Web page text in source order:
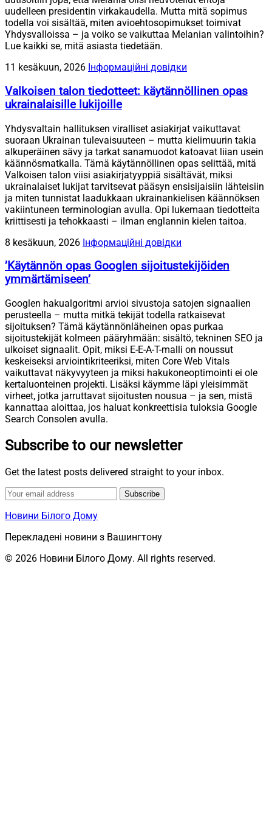
uudelleen presidentin virkakaudella. Mutta mitä sopimus
todella voi sisältää, miten avioehtosopimukset toimivat
Yhdysvalloissa – ja voiko se vaikuttaa Melanian valintoihin?
Lue kaikki se, mitä asiasta tiedetään.
11 kesäkuun, 2026 Інформаційні довідки
Valkoisen talon tiedotteet: käytännöllinen opas
ukrainalaisille lukijoille
Yhdysvaltain hallituksen viralliset asiakirjat vaikuttavat
suoraan Ukrainan tulevaisuuteen – mutta kielimuurin takia
alkuperäinen sävy ja tarkat sanamuodot katoavat liian usein
käännösmatkalla. Tämä käytännöllinen opas selittää, mitä
Valkoisen talon viisi asiakirjatyyppiä sisältävät, miksi
ukrainalaiset lukijat tarvitsevat pääsyn ensisijaisiin lähteisiin
ja miten tunnistat laadukkaan ukrainankielisen käännöksen
vakiintuneen terminologian avulla. Opi lukemaan tiedotteita
kriittisesti ja tehokkaasti – ilman englannin kielen taitoa.
8 kesäkuun, 2026 Інформаційні довідки
’Käytännön opas Googlen sijoitustekijöiden
ymmärtämiseen’
Googlen hakualgoritmi arvioi sivustoja satojen signaalien
perusteella – mutta mitkä tekijät todella ratkaisevat
sijoituksen? Tämä käytännönläheinen opas purkaa
sijoitustekijät kolmeen pääryhmään: sisältö, tekninen SEO ja
ulkoiset signaalit. Opit, miksi E-E-A-T-malli on noussut
keskeiseksi arviointikriteeriksi, miten Core Web Vitals
vaikuttavat näkyvyyteen ja miksi hakukoneoptimointi ei ole
kertaluonteinen projekti. Lisäksi käymme läpi yleisimmät
virheet, jotka jarruttavat sijoitusten nousua – ja sen, mistä
kannattaa aloittaa, jos haluat konkreettisia tuloksia Google
Search Consolen avulla.
Subscribe to our newsletter
Get the latest posts delivered straight to your inbox.
Subscribe
Новини Білого Дому
Перекладені новини з Вашингтону
© 2026 Новини Білого Дому. All rights reserved.